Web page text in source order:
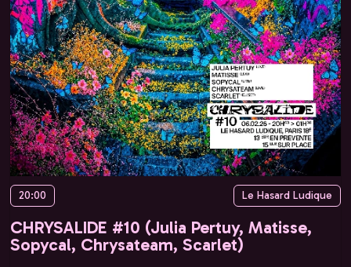
20:00 Le Hasard Ludique
CHRYSALIDE #10 (Julia Pertuy, Matisse,
Sopycal, Chrysateam, Scarlet)